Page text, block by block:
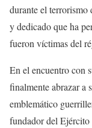
durante el
y dedicado que ha
fueron víctimas del
En el encuentro con
finalmente abrazar a
emblemático
fundador del